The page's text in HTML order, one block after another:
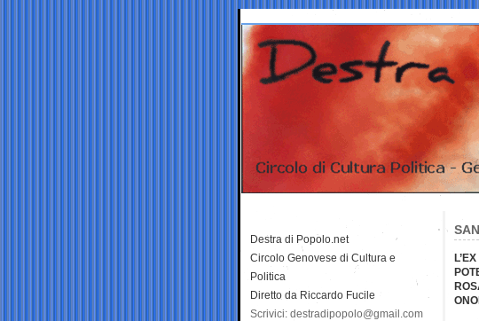
Destra di Popolo.net
Circolo Genovese di Cultura e
Politica
Diretto da Riccardo Fucile
Scrivici: destradipopolo@gmail.com